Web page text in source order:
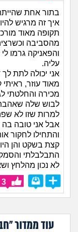
בתור אחת
איך זה מרגיש
תקופה מאוד
מהסביבה
והפאניקה גרמו
עליה.
אני יכולה לתת
מאוד עוזר,
מכירה והחלטתי
לבוש שלה
למרות שזו לא
אבל אני טובה בה
והתחילו לחקור
קצת בשקט והן
התבלבלתי
לא נכון מהלחץ
3
עוד ממדור